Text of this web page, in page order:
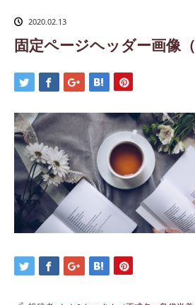
2020.02.13
固定ページヘッダー画像